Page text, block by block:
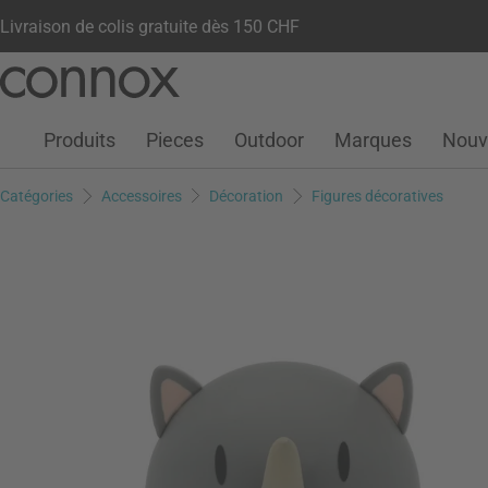
Livraison de colis gratuite dès 150 CHF
contenu
Votre compteListe de souhaits
Warenkorb
Produits Pieces Outdoor Marques
Catégories Accessoires Décoration Figures décoratives